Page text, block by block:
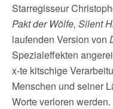
Starregisseur
Pakt der Wölfe, Silent
laufenden Version von
Spezialeffekten
x-te kitschige
Menschen und seiner
Worte verloren